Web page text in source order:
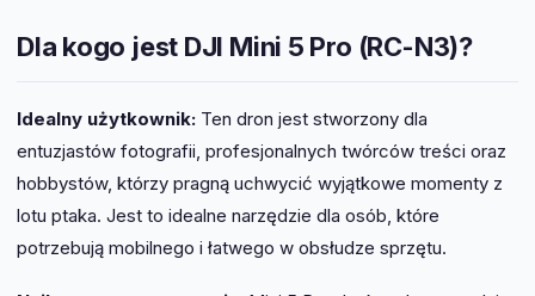
Dla kogo jest DJI Mini 5 Pro (RC-N3)?
Idealny użytkownik: Ten dron jest stworzony dla
entuzjastów fotografii, profesjonalnych twórców treści oraz
hobbystów, którzy pragną uchwycić wyjątkowe momenty z
lotu ptaka. Jest to idealne narzędzie dla osób, które
potrzebują mobilnego i łatwego w obsłudze sprzętu.